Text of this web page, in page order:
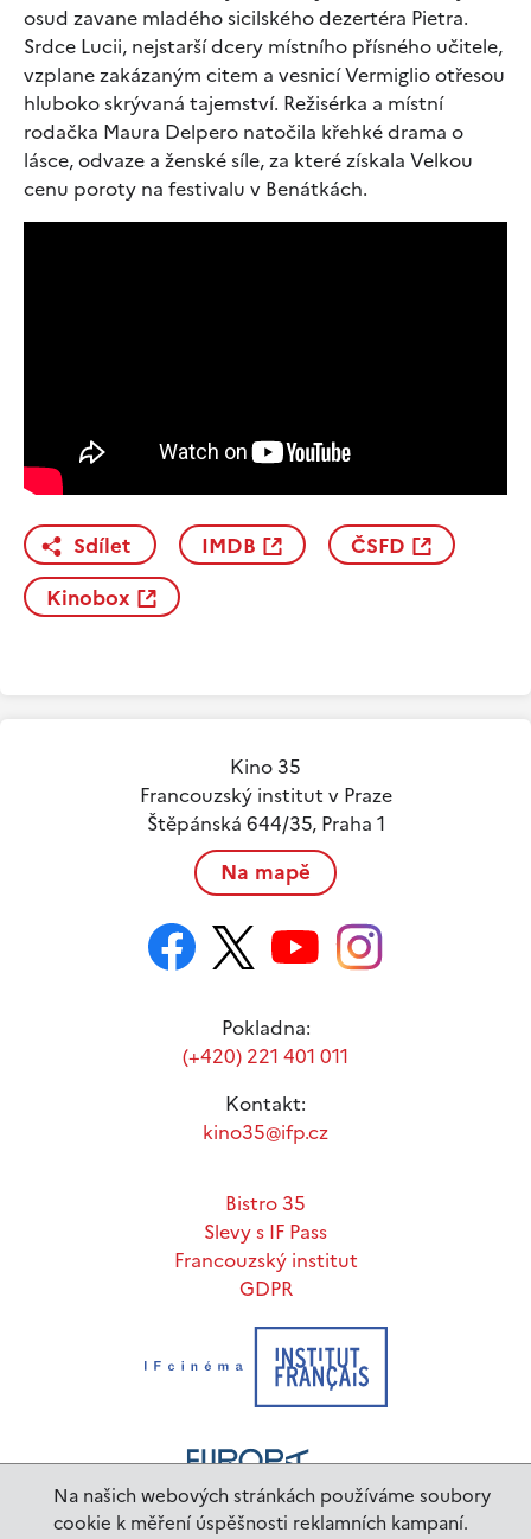
Na našich webových stránkách používáme soubory
cookie k měření úspěšnosti reklamních kampaní.
osud zavane mladého sicilského dezertéra Pietra.
Srdce Lucii, nejstarší dcery místního přísného učitele,
vzplane zakázaným citem a vesnicí Vermiglio otřesou
hluboko skrývaná tajemství. Režisérka a místní
rodačka Maura Delpero natočila křehké drama o
lásce, odvaze a ženské síle, za které získala Velkou
cenu poroty na festivalu v Benátkách.
Sdílet IMDB
ČSFD
Kinobox
Kino 35
Francouzský institut v Praze
Štěpánská 644/35, Praha 1
Na mapě
Pokladna:
(+420) 221 401 011
Kontakt:
kino35@ifp.cz
Bistro 35
Slevy s IF Pass
Francouzský institut
GDPR